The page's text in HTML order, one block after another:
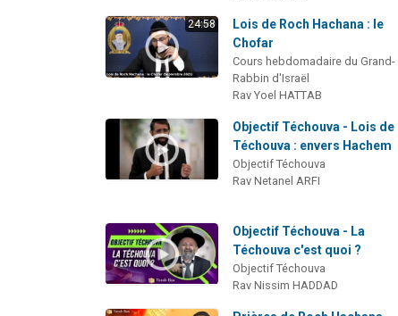
24:58
Lois de Roch Hachana : le
Chofar
Cours hebdomadaire du Grand-
Rabbin d'Israël
Rav Yoel HATTAB
Objectif Téchouva - Lois de
Téchouva : envers Hachem
Objectif Téchouva
Rav Netanel ARFI
Objectif Téchouva - La
Téchouva c'est quoi ?
Objectif Téchouva
Rav Nissim HADDAD